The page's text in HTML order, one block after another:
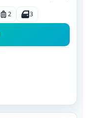
2 3